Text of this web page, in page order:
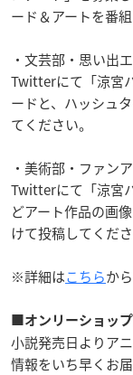
ード＆アートを番
・文芸部・思い出
Twitterにて「涼宮
ードと、ハッシュ
てください。
・美術部・ファン
Twitterにて「涼宮
どアート作品の画
けて投稿してくださ
※詳細はこちらから
■オンリーショッ
小説発売日よりア
情報をいち早くお届